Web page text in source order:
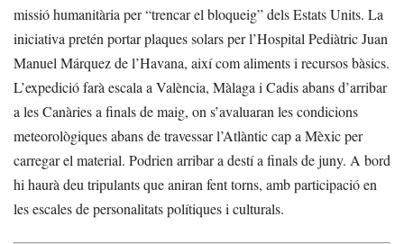
missió humanitària per “trencar el bloqueig” dels Estats Units. La
iniciativa pretén portar plaques solars per l’Hospital Pediàtric Juan
Manuel Márquez de l’Havana, així com aliments i recursos bàsics.
L’expedició farà escala a València, Màlaga i Cadis abans d’arribar
a les Canàries a finals de maig, on s’avaluaran les condicions
meteorològiques abans de travessar l’Atlàntic cap a Mèxic per
carregar el material. Podrien arribar a destí a finals de juny. A bord
hi haurà deu tripulants que aniran fent torns, amb participació en
les escales de personalitats polítiques i culturals.